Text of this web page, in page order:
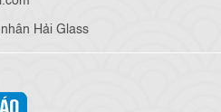
Hải Glass